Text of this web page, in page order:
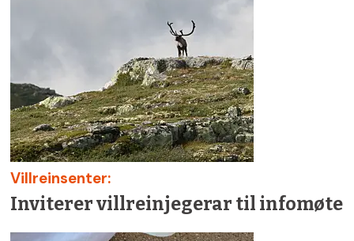
Villreinsenter:
Inviterer villreinjegerar til infomøte